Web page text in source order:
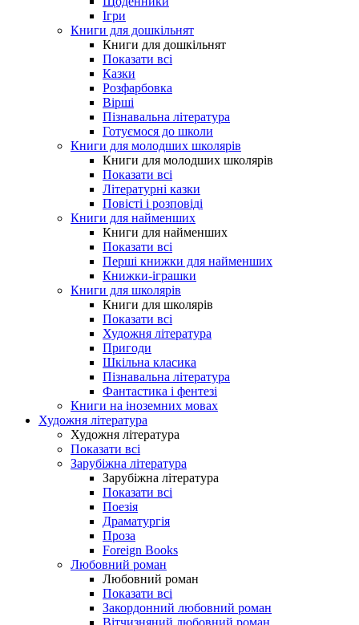
Ігри
Книги для дошкільнят
Книги для дошкільнят
Показати всі
Казки
Розфарбовка
Вірші
Пізнавальна література
Готуємося до школи
Книги для молодших школярів
Книги для молодших школярів
Показати всі
Літературні казки
Повісті і розповіді
Книги для найменших
Книги для найменших
Показати всі
Перші книжки для найменших
Книжки-іграшки
Книги для школярів
Книги для школярів
Показати всі
Художня література
Пригоди
Шкільна класика
Пізнавальна література
Фантастика і фентезі
Книги на іноземних мовах
Художня література
Художня література
Показати всі
Зарубіжна література
Зарубіжна література
Показати всі
Поезія
Драматургія
Проза
Foreign Books
Любовний роман
Любовний роман
Показати всі
Закордонний любовний роман
Вітчизняний любовний роман